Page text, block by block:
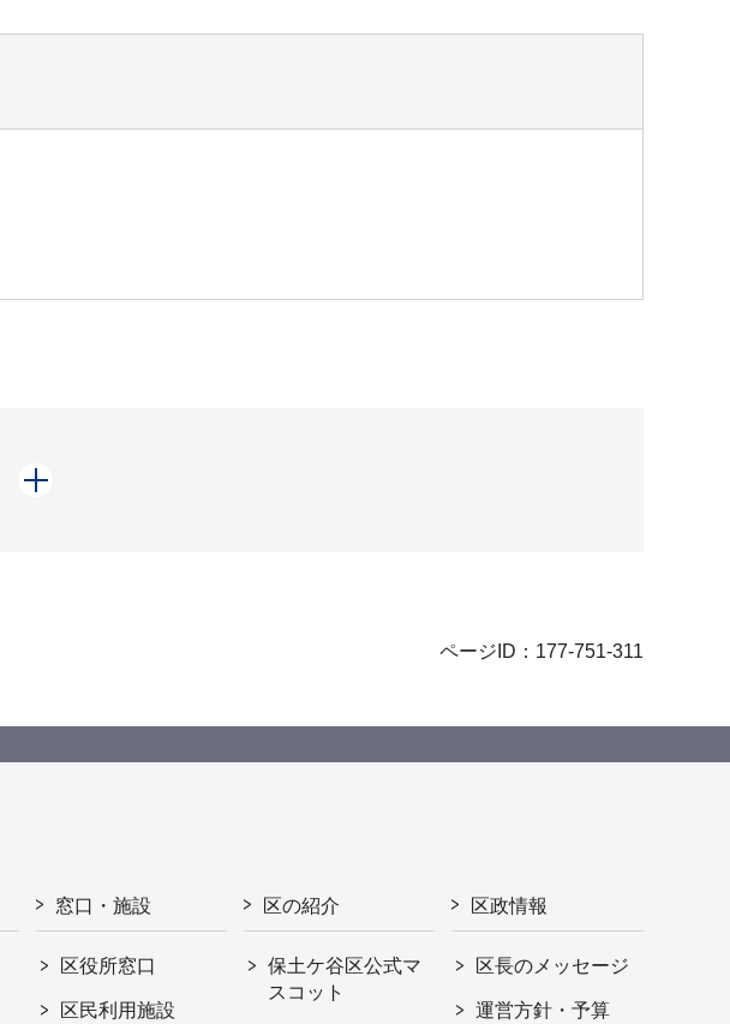
ページID：177-751-311
窓口・施設
区役所窓口
区民利用施設
区の紹介
保土ケ谷区公式マ
スコット
区政情報
区長のメッセージ
運営方針・予算